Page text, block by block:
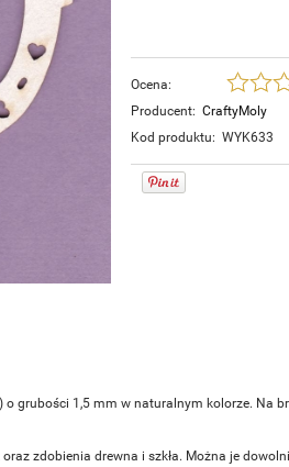
Ocena:
Producent: CraftyMoly
Kod produktu: WYK633
grubości 1,5 mm w naturalnym kolorze. Na
zdobienia drewna i szkła. Można je